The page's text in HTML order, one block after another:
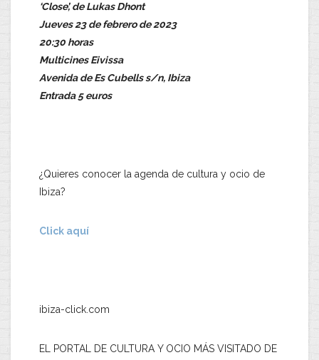
‘Close’, de Lukas Dhont
Jueves 23 de febrero de 2023
20:30 horas
Multicines Eivissa
Avenida de Es Cubells s/n, Ibiza
Entrada 5 euros
¿Quieres conocer la agenda de cultura y ocio de
Ibiza?
Click aquí
ibiza-click.com
EL PORTAL DE CULTURA Y OCIO MÁS VISITADO DE